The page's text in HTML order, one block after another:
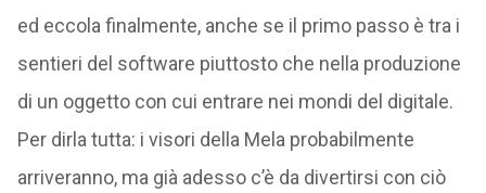
ed eccola finalmente, anche se il primo passo è tra i
sentieri del software piuttosto che nella produzione
di un oggetto con cui entrare nei mondi del digitale.
Per dirla tutta: i visori della Mela probabilmente
arriveranno, ma già adesso c’è da divertirsi con ciò